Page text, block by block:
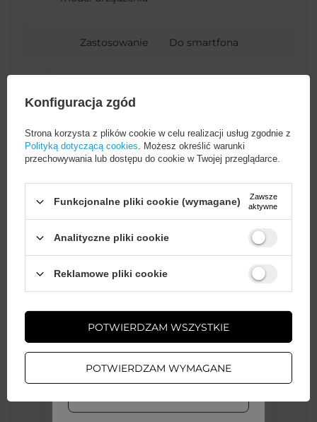
Zastosowanie Do smartfona
Kompatybilność -
producent urządzenia
Samsung
towaru w cm
Wysokość opakowania
towaru w cm
RDY corrector
Wystarczy założyć konto
odblokować zniżki na kolejne
ZAŁÓŻ KONTO
Konfiguracja zgód
Strona korzysta z plików cookie w celu realizacji usług zgodnie z
Polityką dotyczącą cookies . Możesz określić warunki
przechowywania lub dostępu do cookie w Twojej przeglądarce.
Funkcjonalne pliki cookie (wymagane)
Zawsze
aktywne
Analityczne pliki cookie
Reklamowe pliki cookie
POTWIERDZAM WYMAGANE
POTWIERDZAM WSZYSTKIE